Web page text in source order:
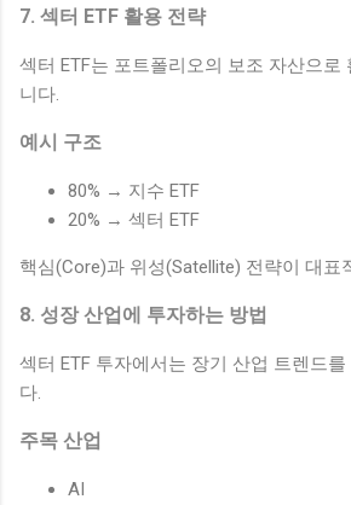
7. 섹터 ETF 활용 전략
섹터 ETF는 포트폴리오의 보조 자산으로
니다.
예시 구조
80% → 지수 ETF
20% → 섹터 ETF
핵심(Core)과 위성(Satellite) 전략이 대표
8. 성장 산업에 투자하는 방법
섹터 ETF 투자에서는 장기 산업 트렌드
다.
주목 산업
AI